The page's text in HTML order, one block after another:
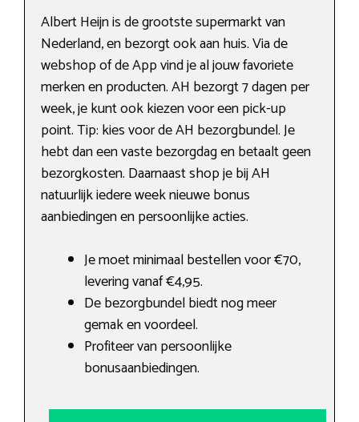
Albert Heijn is de grootste supermarkt van
Nederland, en bezorgt ook aan huis. Via de
webshop of de App vind je al jouw favoriete
merken en producten. AH bezorgt 7 dagen per
week, je kunt ook kiezen voor een pick-up
point. Tip: kies voor de AH bezorgbundel. Je
hebt dan een vaste bezorgdag en betaalt geen
bezorgkosten. Daarnaast shop je bij AH
natuurlijk iedere week nieuwe bonus
aanbiedingen en persoonlijke acties.
Je moet minimaal bestellen voor €70,
levering vanaf €4,95.
De bezorgbundel biedt nog meer
gemak en voordeel.
Profiteer van persoonlijke
bonusaanbiedingen.